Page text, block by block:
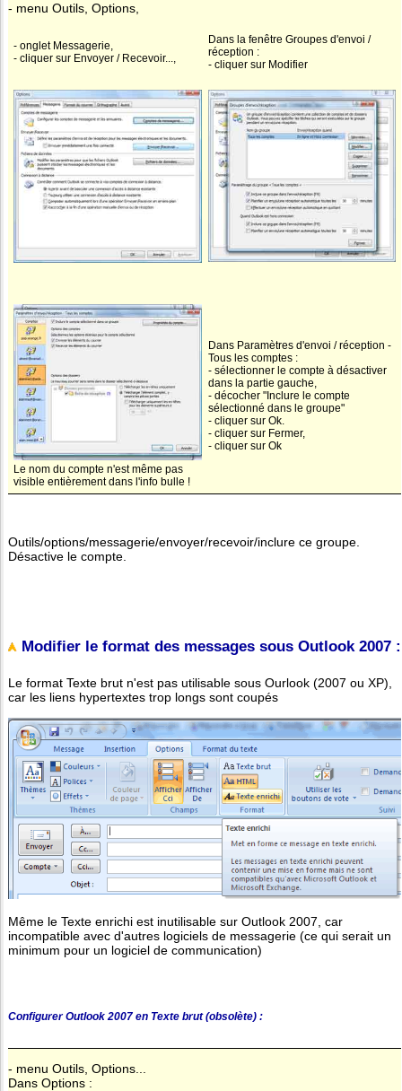
- menu Outils, Options,
- onglet Messagerie,
- cliquer sur Envoyer / Recevoir...,
Dans la fenêtre Groupes d'envoi /
réception :
- cliquer sur Modifier
Le nom du compte n'est même pas
visible entièrement dans l'info bulle !
Dans Paramètres d'envoi / réception -
Tous les comptes :
- sélectionner le compte à désactiver
dans la partie gauche,
- décocher "Inclure le compte
sélectionné dans le groupe"
- cliquer sur Ok.
- cliquer sur Fermer,
- cliquer sur Ok
Outils/options/messagerie/envoyer/recevoir/inclure ce groupe.
Désactive le compte.
Modifier le format des messages sous Outlook 2007 :
Le format Texte brut n'est pas utilisable sous Ourlook (2007 ou XP),
car les liens hypertextes trop longs sont coupés
Même le Texte enrichi est inutilisable sur Outlook 2007, car
incompatible avec d'autres logiciels de messagerie (ce qui serait un
minimum pour un logiciel de communication)
Configurer Outlook 2007 en Texte brut (obsolète) :
- menu Outils, Options...
Dans Options :